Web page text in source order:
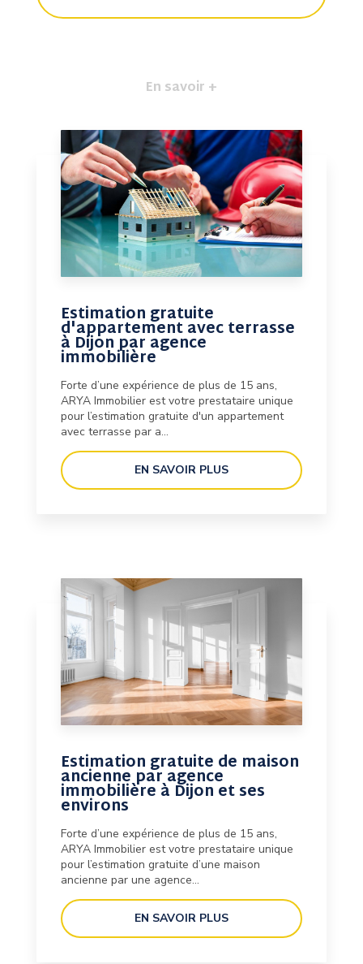
En savoir +
Estimation gratuite
d'appartement avec terrasse
à Dijon par agence
immobilière
Forte d’une expérience de plus de 15 ans,
ARYA Immobilier est votre prestataire unique
pour l’estimation gratuite d'un appartement
avec terrasse par a...
EN SAVOIR PLUS
Estimation gratuite de maison
ancienne par agence
immobilière à Dijon et ses
environs
Forte d’une expérience de plus de 15 ans,
ARYA Immobilier est votre prestataire unique
pour l’estimation gratuite d’une maison
ancienne par une agence...
EN SAVOIR PLUS